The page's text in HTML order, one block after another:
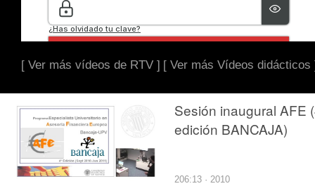
[ Ver más vídeos de RTV ] [ Ver más Vídeos didácticos
Sesión inaugural AFE
edición BANCAJA)
206:13 · 2010